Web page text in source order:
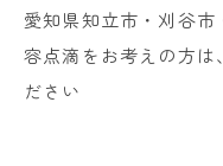
愛知県知立市・刈谷
容点滴をお考えの方は
ださい